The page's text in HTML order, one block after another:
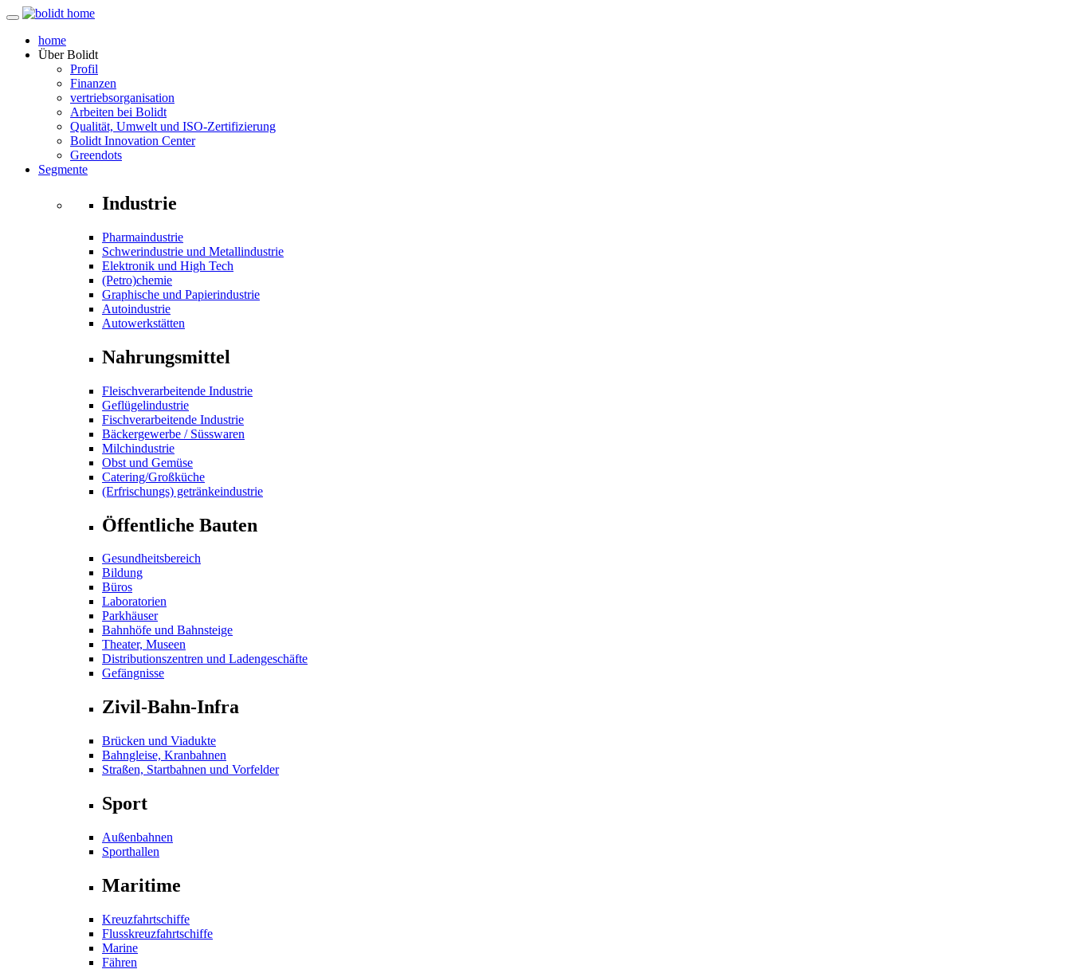
home
ÜberBolidt
Profil
Finanzen
vertriebsorganisation
Arbeiten bei Bolidt
Qualität, Umwelt und ISO-Zertifizierung
Bolidt Innovation Center
Greendots
Segmente
Industrie
Pharmaindustrie
Schwerindustrie und Metallindustrie
Elektronik und High Tech
(Petro)chemie
Graphische und Papierindustrie
Autoindustrie
Autowerkstätten
Nahrungsmittel
Fleischverarbeitende Industrie
Geflügelindustrie
Fischverarbeitende Industrie
Bäckergewerbe / Süsswaren
Milchindustrie
Obst und Gemüse
Catering/Großküche
(Erfrischungs) getränkeindustrie
Öffentliche Bauten
Gesundheitsbereich
Bildung
Büros
Laboratorien
Parkhäuser
Bahnhöfe und Bahnsteige
Theater, Museen
Distributionszentren und Ladengeschäfte
Gefängnisse
Zivil-Bahn-Infra
Brücken und Viadukte
Bahngleise, Kranbahnen
Straßen, Startbahnen und Vorfelder
Sport
Außenbahnen
Sporthallen
Maritime
Kreuzfahrtschiffe
Flusskreuzfahrtschiffe
Marine
Fähren